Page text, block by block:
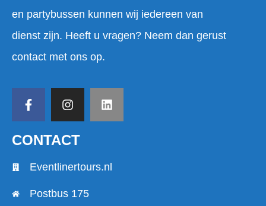
en partybussen kunnen wij iedereen van
dienst zijn. Heeft u vragen? Neem dan gerust
contact met ons op.
CONTACT
Eventlinertours.nl
Postbus 175